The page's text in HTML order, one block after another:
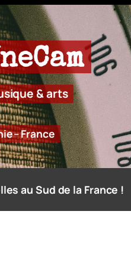
& arts
– France
au Sud de la France !